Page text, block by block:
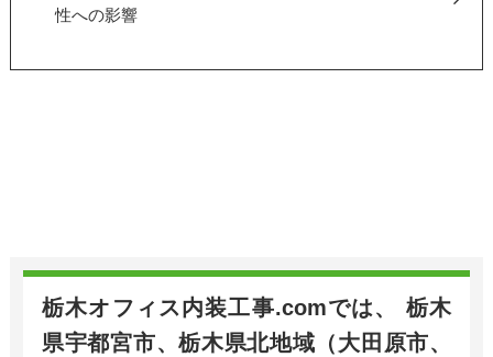
性への影響
栃木オフィス内装工事.comでは、 栃木
県宇都宮市、栃木県北地域（大田原市、